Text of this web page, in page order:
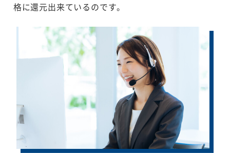
格に還元出来ているのです。